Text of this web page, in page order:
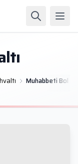
Muhabbeti Bol